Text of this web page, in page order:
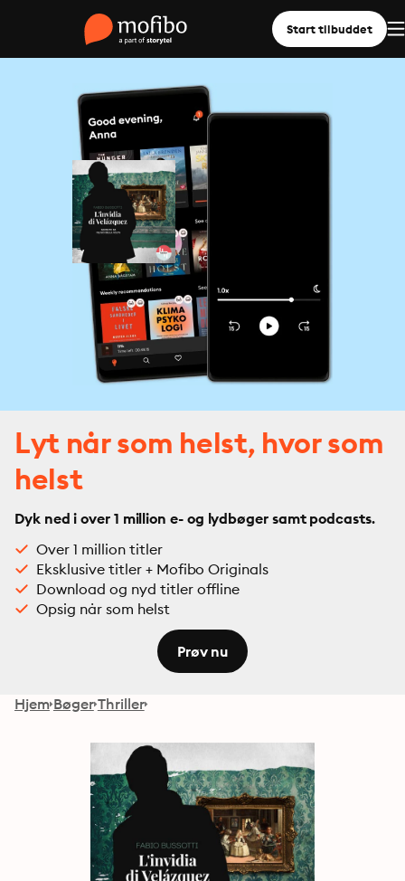
Start tilbuddet
Lyt når som helst, hvor som
helst
Dyk ned i over 1 million e- og lydbøger samt podcasts.
Over 1 million titler
Eksklusive titler + Mofibo Originals
Download og nyd titler offline
Opsig når som helst
Prøv nu
Hjem Bøger Thriller